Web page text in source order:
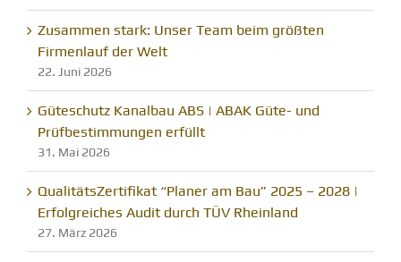
Zusammen stark: Unser Team beim größten
Firmenlauf der Welt
22. Juni 2026
Güteschutz Kanalbau ABS | ABAK Güte- und
Prüfbestimmungen erfüllt
31. Mai 2026
QualitätsZertifikat “Planer am Bau” 2025 – 2028 |
Erfolgreiches Audit durch TÜV Rheinland
27. März 2026